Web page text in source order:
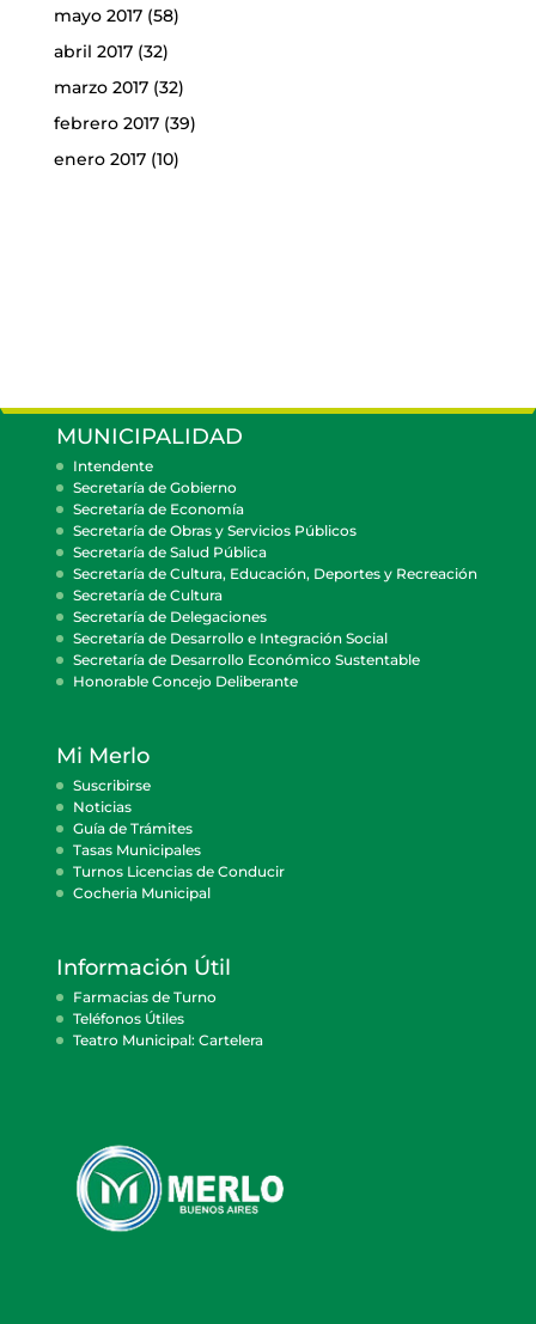
mayo 2017(58)
abril 2017(32)
marzo 2017(32)
febrero 2017(39)
enero 2017(10)
MUNICIPALIDAD
Intendente
Secretaría de Gobierno
Secretaría de Economía
Secretaría de Obras y Servicios Públicos
Secretaría de Salud Pública
Secretaría de Cultura, Educación, Deportes y Recreación
Secretaría de Cultura
Secretaría de Delegaciones
Secretaría de Desarrollo e Integración Social
Secretaría de Desarrollo Económico Sustentable
Honorable Concejo Deliberante
Mi Merlo
Suscribirse
Noticias
Guía de Trámites
Tasas Municipales
Turnos Licencias de Conducir
Cocheria Municipal
Información Útil
Farmacias de Turno
Teléfonos Útiles
Teatro Municipal: Cartelera